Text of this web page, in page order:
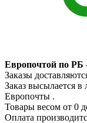
Европочтой по РБ
Заказы
Заказ высылается
Европочты .
Товары весом от 0
Оплата